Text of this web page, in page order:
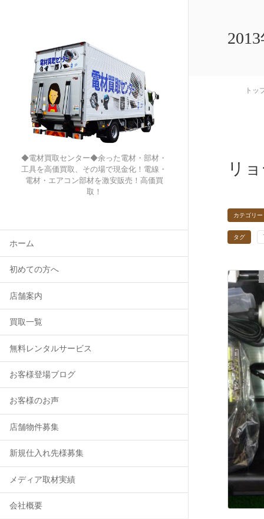
◆電材買取センター◆余った電材・部材・
工具を高価買取、その場で現金化！電線・
電材・エアコン部材を激安販売！高価買
取！
ホーム
初めての方へ
店舗案内
買取一覧
無料レンタルサービス
お客様登場ブログ
お客様のお声
店舗物件募集
新規仕入れ先様募集
メディア取材実績
会社概要
トッ
リ
カテゴリー
タグ